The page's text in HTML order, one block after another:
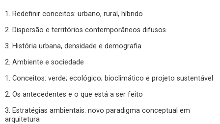
1. Redefinir conceitos: urbano, rural, híbrido
2. Dispersão e territórios contemporâneos difusos
3. História urbana, densidade e demografia
2. Ambiente e sociedade
1. Conceitos: verde; ecológico; bioclimático e projeto sustentável
2. Os antecedentes e o que está a ser feito
3. Estratégias ambientais: novo paradigma conceptual em
arquitetura